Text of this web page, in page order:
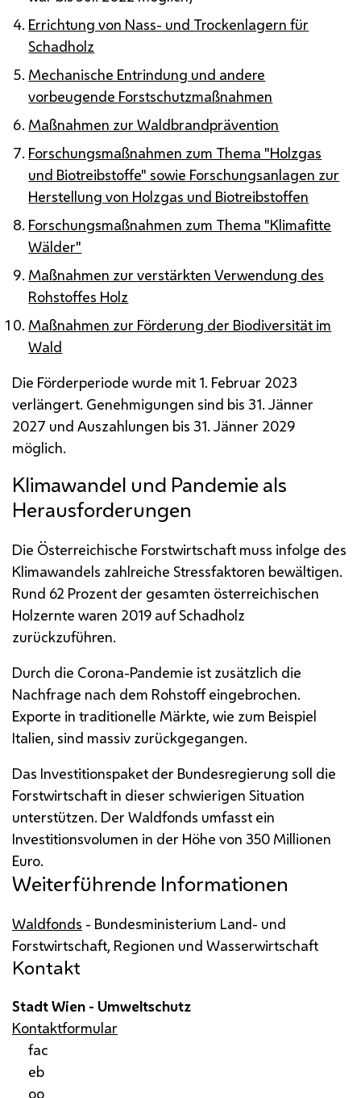
Errichtung von Nass- und Trockenlagern für
Schadholz
Mechanische Entrindung und andere
vorbeugende Forstschutzmaßnahmen
Maßnahmen zur Waldbrandprävention
Forschungsmaßnahmen zum Thema "Holzgas
und Biotreibstoffe" sowie Forschungsanlagen zur
Herstellung von Holzgas und Biotreibstoffen
Forschungsmaßnahmen zum Thema "Klimafitte
Wälder"
Maßnahmen zur verstärkten Verwendung des
Rohstoffes Holz
Maßnahmen zur Förderung der Biodiversität im
Wald
Die Förderperiode wurde mit 1. Februar 2023
verlängert. Genehmigungen sind bis 31. Jänner
2027 und Auszahlungen bis 31. Jänner 2029
möglich.
Klimawandel und Pandemie als
Herausforderungen
Die Österreichische Forstwirtschaft muss infolge des
Klimawandels zahlreiche Stressfaktoren bewältigen.
Rund 62 Prozent der gesamten österreichischen
Holzernte waren 2019 auf Schadholz
zurückzuführen.
Durch die Corona-Pandemie ist zusätzlich die
Nachfrage nach dem Rohstoff eingebrochen.
Exporte in traditionelle Märkte, wie zum Beispiel
Italien, sind massiv zurückgegangen.
Das Investitionspaket der Bundesregierung soll die
Forstwirtschaft in dieser schwierigen Situation
unterstützen. Der Waldfonds umfasst ein
Investitionsvolumen in der Höhe von 350 Millionen
Euro.
Weiterführende Informationen
Waldfonds - Bundesministerium Land- und
Forstwirtschaft, Regionen und Wasserwirtschaft
Kontakt
Stadt Wien - Umweltschutz
Kontaktformular
fac
eb
oo